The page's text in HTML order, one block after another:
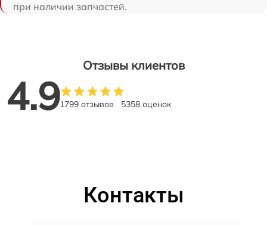
при наличии запчастей.
Отзывы клиентов
4.91799 отзывов 5358 оценок
Контакты